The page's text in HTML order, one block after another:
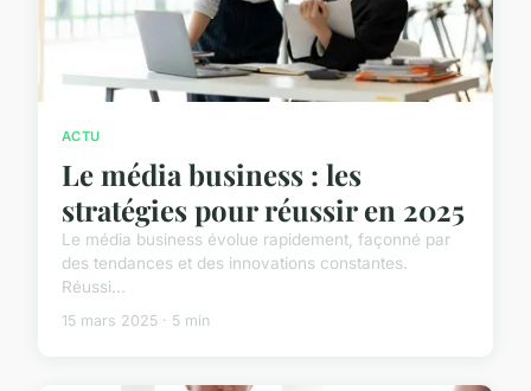
ACTU
Le média business : les
stratégies pour réussir en 2025
Le média business évolue rapidement, façonné par
des tendances et des innovations constantes.
Réussi...
15 mars 2025 · 5 min